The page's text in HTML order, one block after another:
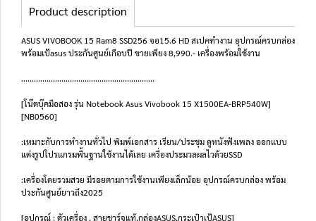
Product description
ASUS VIVOBOOK 15 Ram8 SSD256 จอ15.6 HD สเปคทำงาน อุปกรณ์ครบกล่อง
พร้อมเป้asus ประกันศูนย์เกือบปี ขายเพียง 8,990.- เครื่องพร้อมใช้งาน
...............................................................
[โน๊ตบุ๊คมือสอง รุ่น Notebook Asus Vivobook 15 X1500EA-BRP540W]
[NB0560]
:เหมาะกับการทำงานทั่วไป พิมพ์เอกสาร เรียน/ประชุม ดูหนังฟังเพลง ออกแบบ
แต่งรูปโปรแกรมพื้นฐานใช้งานได้เลย เครื่องประมวลผลไวด้วยSSD
:เครื่องโดยรวมสวย มีรอยตามการใช้งานเพียงเล็กน้อย อุปกรณ์ครบกล่อง พร้อม
ประกันศูนย์ยาวถึง2025
[อุปกรณ์ : ตัวเครื่อง , สายชาร์จแท้,กล่องASUS,กระเป๋าเป้ASUS]